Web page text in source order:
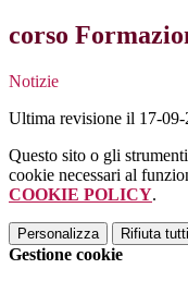
corso
Notizie
Ultima revisione il 17-09-
Questo sito o gli
cookie necessari al
COOKIE POLICY.
Personalizza Rifiuta tutti
Gestione cookie